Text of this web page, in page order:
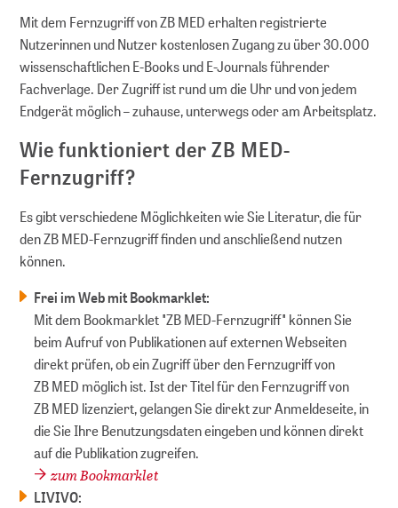
Mit dem Fernzugriff von ZB MED erhalten registrierte
Nutzerinnen und Nutzer kostenlosen Zugang zu über 30.000
wissenschaftlichen E-Books und E-Journals führender
Fachverlage. Der Zugriff ist rund um die Uhr und von jedem
Endgerät möglich – zuhause, unterwegs oder am Arbeitsplatz.
Wie funktioniert der ZB MED-
Fernzugriff?
Es gibt verschiedene Möglichkeiten wie Sie Literatur, die für
den ZB MED-Fernzugriff finden und anschließend nutzen
können.
Frei im Web mit Bookmarklet:
Mit dem Bookmarklet "ZB MED-Fernzugriff" können Sie
beim Aufruf von Publikationen auf externen Webseiten
direkt prüfen, ob ein Zugriff über den Fernzugriff von
ZB MED möglich ist. Ist der Titel für den Fernzugriff von
ZB MED lizenziert, gelangen Sie direkt zur Anmeldeseite, in
die Sie Ihre Benutzungsdaten eingeben und können direkt
auf die Publikation zugreifen.
zum Bookmarklet
LIVIVO: